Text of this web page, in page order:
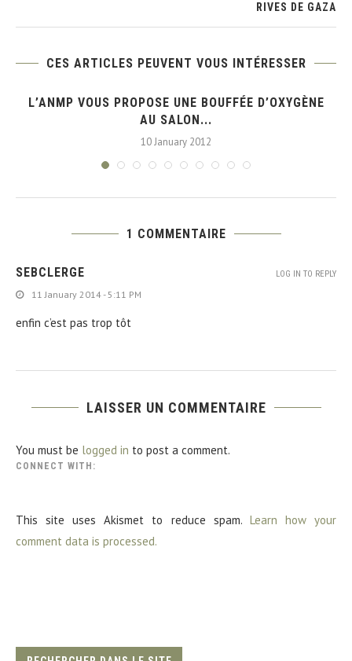
RIVES DE GAZA
CES ARTICLES PEUVENT VOUS INTÉRESSER
L’ANMP VOUS PROPOSE UNE BOUFFÉE D’OXYGÈNE
AU SALON...
10 January 2012
1 COMMENTAIRE
SEBCLERGE
11 January 2014 - 5:11 PM
enfin c’est pas trop tôt
LOG IN TO REPLY
LAISSER UN COMMENTAIRE
You must be logged in to post a comment.
CONNECT WITH:
This site uses Akismet to reduce spam. Learn how your
comment data is processed.